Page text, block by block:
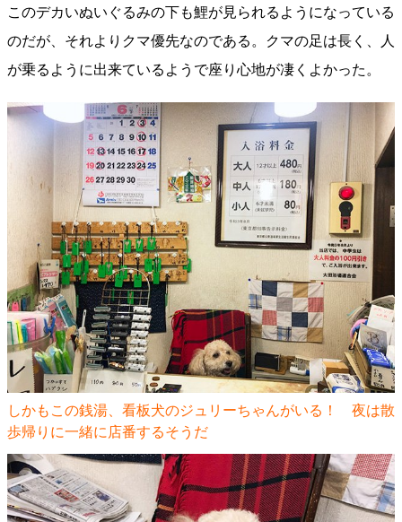
このデカいぬいぐるみの下も鯉が見られるようになっている
のだが、それよりクマ優先なのである。クマの足は長く、人
が乗るように出来ているようで座り心地が凄くよかった。
しかもこの銭湯、看板犬のジュリーちゃんがいる！ 夜は散
歩帰りに一緒に店番するそうだ